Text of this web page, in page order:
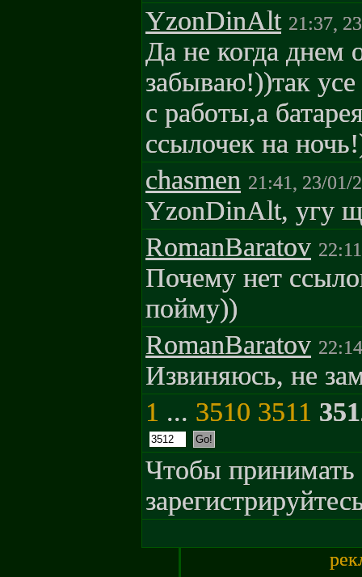
YzonDinAlt 21:37,
Да не когда днем
забываю!))так
с работы,а
ссылочек на
chasmen 21:41, 23/01/
YzonDinAlt, yгy
RomanBaratov
Почему нет
пойму))
RomanBaratov
Извиняюсь, не
1 ... 3510 3511
Чтобы принимать